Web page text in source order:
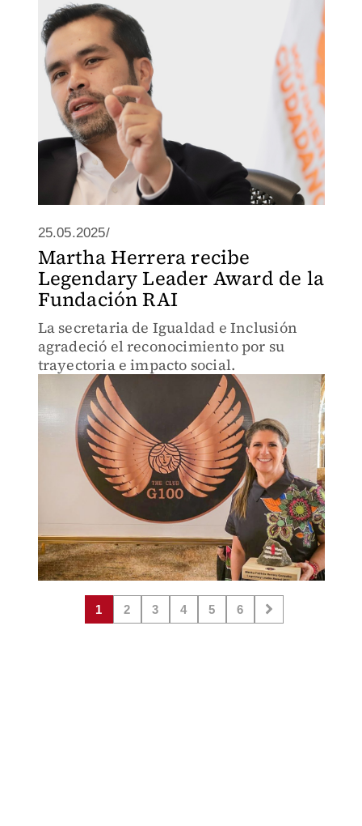
25.05.2025/
Martha Herrera recibe
Legendary Leader Award de la
Fundación RAI
La secretaria de Igualdad e Inclusión
agradeció el reconocimiento por su
trayectoria e impacto social.
1 2 3 4 5 6